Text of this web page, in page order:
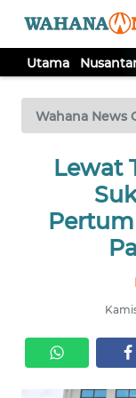
Utama
Wahana News
Lewat
TV
Tutup
UTAMA
NUSANTARA
INDEKS
BERITA